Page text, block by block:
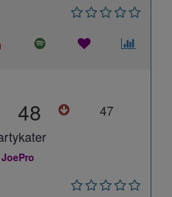
48
47
JoePro